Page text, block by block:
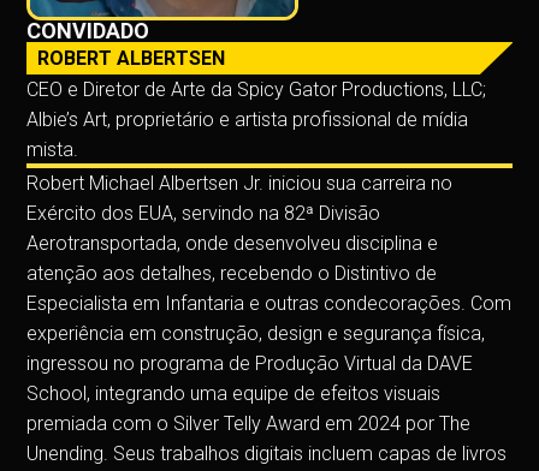
CONVIDADO
ROBERT ALBERTSEN
CEO e Diretor de Arte da Spicy Gator Productions, LLC;
Albie’s Art, proprietário e artista profissional de mídia
mista.
Robert Michael Albertsen Jr. iniciou sua carreira no
Exército dos EUA, servindo na 82ª Divisão
Aerotransportada, onde desenvolveu disciplina e
atenção aos detalhes, recebendo o Distintivo de
Especialista em Infantaria e outras condecorações. Com
experiência em construção, design e segurança física,
ingressou no programa de Produção Virtual da DAVE
School, integrando uma equipe de efeitos visuais
premiada com o Silver Telly Award em 2024 por The
Unending. Seus trabalhos digitais incluem capas de livros